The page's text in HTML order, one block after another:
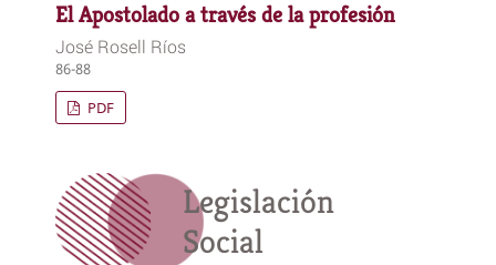
El Apostolado a través de la profesión
José Rosell Ríos
86-88
PDF
Legislación
Social